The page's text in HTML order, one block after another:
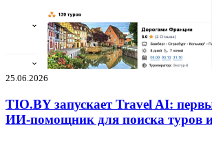
25.06.2026
TIO.BY запускает Travel AI:
ИИ-помощник для поиска туров